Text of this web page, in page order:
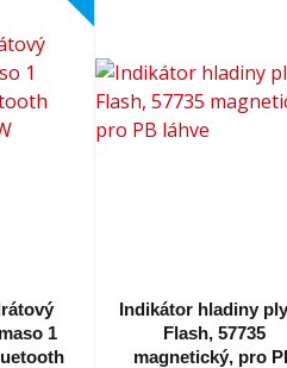
1
Indikátor hladiny
Flash, 57735
magnetický, pro